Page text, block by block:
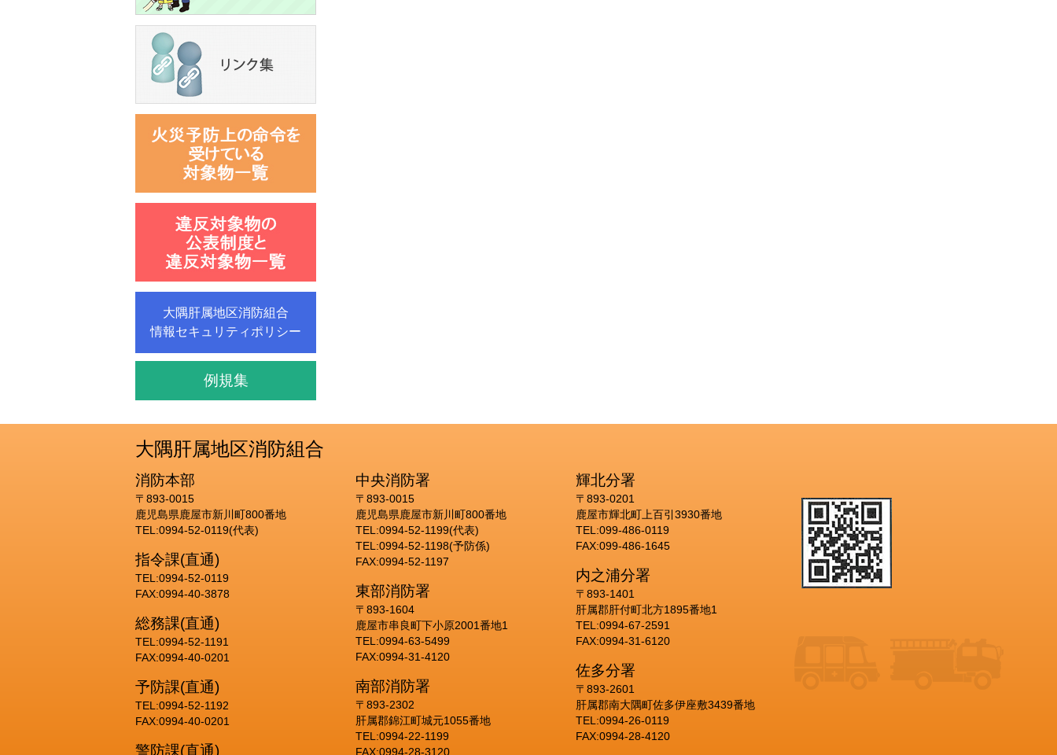
大隅肝属地区消防組合
情報セキュリティポリシー
例規集
大隅肝属地区消防組合
消防本部
〒893-0015
鹿児島県鹿屋市新川町800番地
TEL:0994-52-0119(代表)
指令課(直通)
TEL:0994-52-0119
FAX:0994-40-3878
総務課(直通)
TEL:0994-52-1191
FAX:0994-40-0201
予防課(直通)
TEL:0994-52-1192
FAX:0994-40-0201
警防課(直通)
中央消防署
〒893-0015
鹿児島県鹿屋市新川町800番地
TEL:0994-52-1199(代表)
TEL:0994-52-1198(予防係)
FAX:0994-52-1197
東部消防署
〒893-1604
鹿屋市串良町下小原2001番地1
TEL:0994-63-5499
FAX:0994-31-4120
南部消防署
〒893-2302
肝属郡錦江町城元1055番地
TEL:0994-22-1199
FAX:0994-28-3120
輝北分署
〒893-0201
鹿屋市輝北町上百引3930番地
TEL:099-486-0119
FAX:099-486-1645
内之浦分署
〒893-1401
肝属郡肝付町北方1895番地1
TEL:0994-67-2591
FAX:0994-31-6120
佐多分署
〒893-2601
肝属郡南大隅町佐多伊座敷3439番地
TEL:0994-26-0119
FAX:0994-28-4120